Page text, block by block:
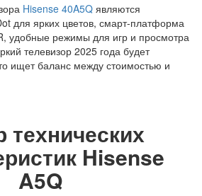
Hisense 40A5Q являются
для ярких цветов, смарт-платформа
удобные режимы для игр и просмотра
телевизор 2025 года будет
ищет баланс между стоимостью и
технических
Hisense
A5Q